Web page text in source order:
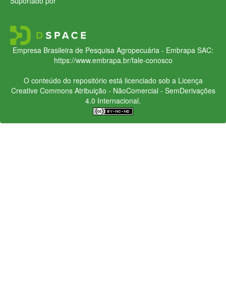
Empresa Brasileira de Pesquisa Agropecuária - Embrapa SAC:
https://www.embrapa.br/fale-conosco
O conteúdo do repositório está licenciado sob a Licença
Creative CommonsAtribuição - NãoComercial - SemDerivações
4.0 Internacional.